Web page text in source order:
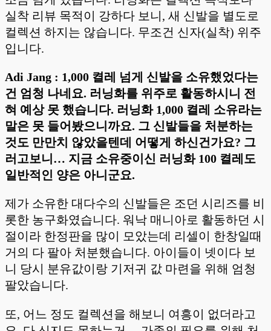
실착 리뷰 목적이 강하다 보니, 새 신발을 별도로
컬렉션 하지는 않습니다. 무조건 신자(실착) 위주
입니다.
Adi Jang : 1,000 켤레 넘게 신발을 소유했었다는
건 엄청 나네요. 러닝화를 위주로 활동하시니 전
혀 예상 못 했습니다. 러닝화 1,000 켤레 소유라는
말은 못 들어봤으니까요. 그 신발들을 처분하는
것도 만만치 않았을텐데 어떻게 하신건가요? 그
러고보니… 지금 소유중이신 러닝화 100 켤레도
일반적인 양은 아니군요.
제가 소유한 대다수의 신발들은 조던 시리즈를 비
롯한 농구화였습니다. 워낙 매니아로 활동하던 시
절이라 한정판을 많이 모았는데 리셀이 한창일때
거의 다 팔아 처분했습니다. 아이들이 넷이다 보
니 당시 분유값이랑 기저귀 값 마련을 위해 엄청
팔았습니다.
또, 어느 정도 컬렉션을 해보니 여흥이 없더라고